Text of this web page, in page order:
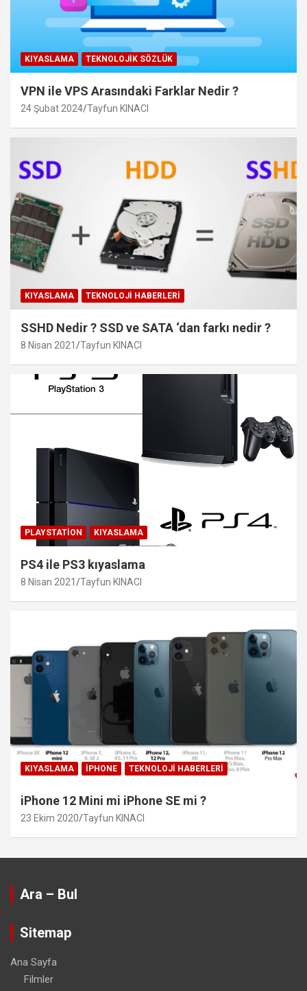
KIYASLAMA TEKNOLOJIK SÖZLÜK
VPN ile VPS Arasındaki Farklar Nedir ?
24 Şubat 2024 Tayfun KINACI
KIYASLAMA TEKNOLOJI HABERLERI
SSHD Nedir ? SSD ve SATA ‘dan farkı nedir ?
8 Nisan 2021 Tayfun KINACI
PLAYSTATION KIYASLAMA
PS4 ile PS3 kıyaslama
8 Nisan 2021 Tayfun KINACI
KIYASLAMA IPHONE TEKNOLOJI HABERLERI
iPhone 12 Mini mi iPhone SE mi ?
23 Ekim 2020 Tayfun KINACI
Ara – Bul
Sitemap
Ana Sayfa
Filmler